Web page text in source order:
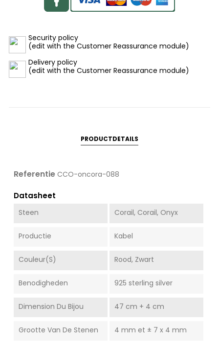
Security policy
(edit with the Customer Reassurance module)
Delivery policy
(edit with the Customer Reassurance module)
PRODUCTDETAILS
Referentie CCO-oncora-088
Datasheet
Steen Corail, Corail, Onyx
Productie Kabel
Couleur(s) Rood, Zwart
Benodigheden 925 sterling silver
Dimension Du Bijou 47 cm + 4 cm
Grootte Van De Stenen 4 mm et ± 7 x 4 mm